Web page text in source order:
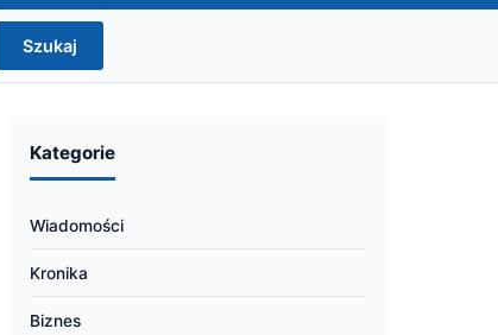
Szukaj
Kategorie
Wiadomości
Kronika
Biznes